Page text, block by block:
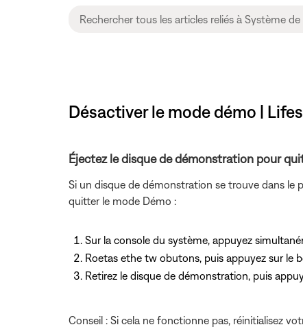
Désactiver le mode démo |
Éjectez le disque de démonstration pour
Si un disque de démonstration se trouve dans le
quitter le mode Démo :
Sur la console du système, appuyez
Roetas ethe tw obutons, puis appuyez sur le
Retirez le disque de démonstration, puis
Conseil : Si cela ne fonctionne pas, réinitialisez